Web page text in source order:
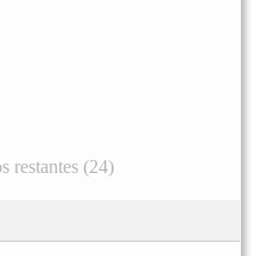
restantes (24)